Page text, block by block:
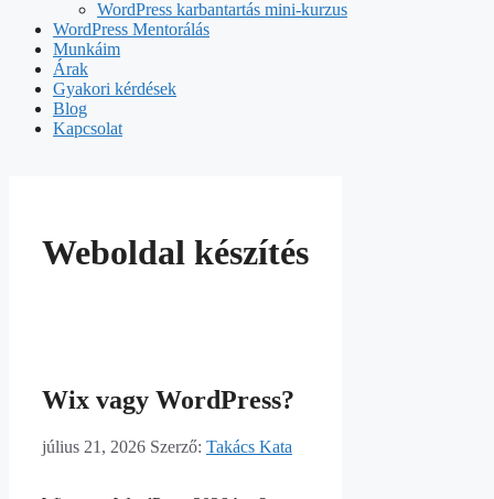
WordPress karbantartás mini-kurzus
WordPress Mentorálás
Munkáim
Árak
Gyakori kérdések
Blog
Kapcsolat
Weboldal készítés
Wix vagy WordPress?
július 21, 2026 Szerző: Takács Kata